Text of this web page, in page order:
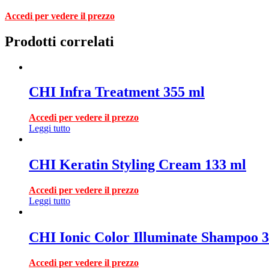
Accedi per vedere il prezzo
Prodotti correlati
CHI Infra Treatment 355 ml
Accedi per vedere il prezzo
Leggi tutto
CHI Keratin Styling Cream 133 ml
Accedi per vedere il prezzo
Leggi tutto
CHI Ionic Color Illuminate Shampoo
Accedi per vedere il prezzo